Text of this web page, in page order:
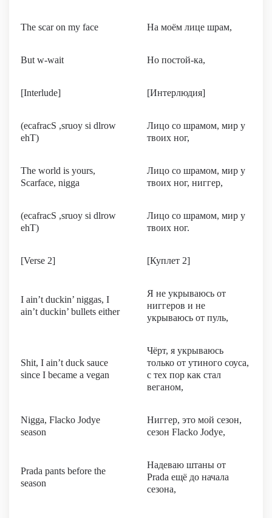
The scar on my face На моём лице шрам,
But w-wait Но постой-ка,
[Interlude] [Интерлюдия]
(​ecafracS ,sruoy si dlrow
ehT)
Лицо со шрамом, мир у
твоих ног,
The world is yours,
Scarface, nigga
Лицо со шрамом, мир у
твоих ног, ниггер,
(​ecafracS ,sruoy si dlrow
ehT)
Лицо со шрамом, мир у
твоих ног.
[Verse 2] [Куплет 2]
I ain’t duckin’ niggas, I
ain’t duckin’ bullets either
Я не укрываюсь от
ниггеров и не
укрываюсь от пуль,
Shit, I ain’t duck sauce
since I became a vegan
Чёрт, я укрываюсь
только от утиного соуса,
с тех пор как стал
веганом,
Nigga, Flacko Jodye
season
Ниггер, это мой сезон,
сезон Flacko Jodye,
Prada pants before the
season
Надеваю штаны от
Prada ещё до начала
сезона,